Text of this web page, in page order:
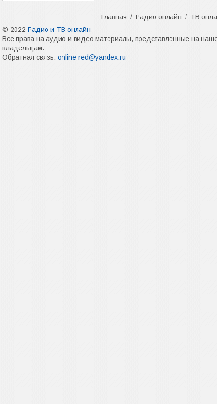
Главная / Радио онлайн / ТВ
© 2022 Радио и ТВ онлайн
Все права на аудио и видео материалы, представленные на
владельцам.
Обратная связь: online-red@yandex.ru